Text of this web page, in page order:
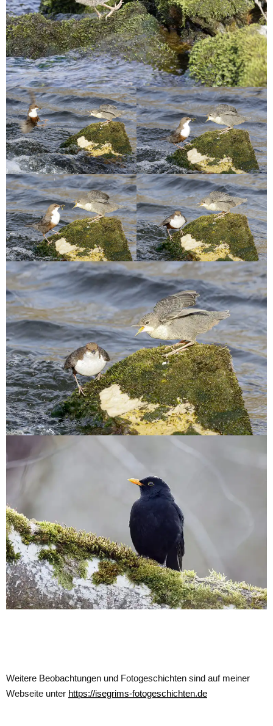
Weitere Beobachtungen und Fotogeschichten sind auf meiner
Webseite unter https://isegrims-fotogeschichten.de